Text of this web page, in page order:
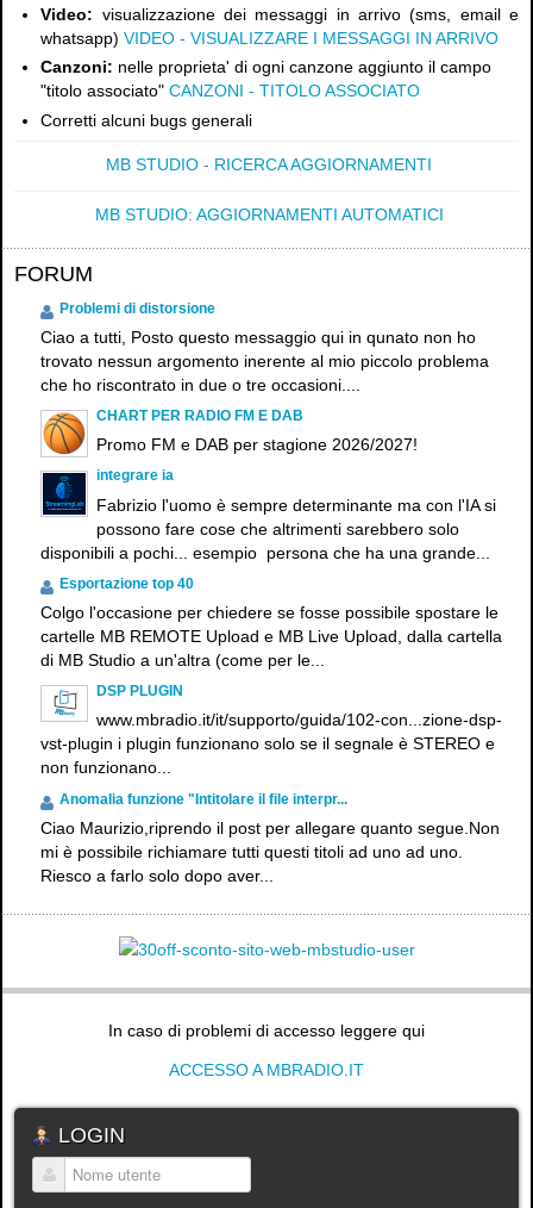
Video: visualizzazione dei messaggi in arrivo (sms, email e
whatsapp)VIDEO - VISUALIZZARE I MESSAGGI IN ARRIVO
Canzoni: nelle proprieta' di ogni canzone aggiunto il campo
"titolo associato"CANZONI - TITOLO ASSOCIATO
Corretti alcuni bugs generali
MB STUDIO - RICERCA AGGIORNAMENTI
MB STUDIO: AGGIORNAMENTI AUTOMATICI
FORUM
Problemi di distorsione
Ciao a tutti, Posto questo messaggio qui in qunato non ho
trovato nessun argomento inerente al mio piccolo problema
che ho riscontrato in due o tre occasioni....
CHART PER RADIO FM E DAB
Promo FM e DAB per stagione 2026/2027!
integrare ia
Fabrizio l'uomo è sempre determinante ma con l'IA si
possono fare cose che altrimenti sarebbero solo
disponibili a pochi... esempio persona che ha una grande...
Esportazione top 40
Colgo l'occasione per chiedere se fosse possibile spostare le
cartelle MB REMOTE Upload e MB Live Upload, dalla cartella
di MB Studio a un'altra (come per le...
DSP PLUGIN
www.mbradio.it/it/supporto/guida/102-con...zione-dsp-
vst-plugin i plugin funzionano solo se il segnale è STEREO e
non funzionano...
Anomalia funzione "Intitolare il file interpr...
Ciao Maurizio,riprendo il post per allegare quanto segue.Non
mi è possibile richiamare tutti questi titoli ad uno ad uno.
Riesco a farlo solo dopo aver...
In caso di problemi di accesso leggere qui
ACCESSO A MBRADIO.IT
LOGIN
Nome utente